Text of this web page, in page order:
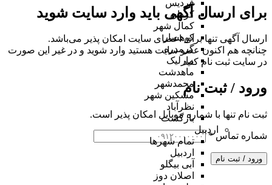
برای ارسال آگهی باید وارد سایت شوید
ارسال آگهی تنها برای اعضای سایت امکان پذیر می‌باشد.
چنانچه هم‌ اکنون عضو سایت هستید وارد شوید و در غیر این صورت
در سایت ثبت نام کنید
ورود / ثبت نام
ثبت نام تنها با شماره موبایل امکان پذیر است.
شماره تماس*
ورود / ثبت نام
فردیس
کردان
کمال شهر
کوهسار
گرمدره
مارلیک
ماهدشت
محمدشهر
مشکین شهر
نظرآباد
بازگشت
اردبیل
تمام شهر‌ها
اردبیل
آبی بیگلو
اصلان دوز